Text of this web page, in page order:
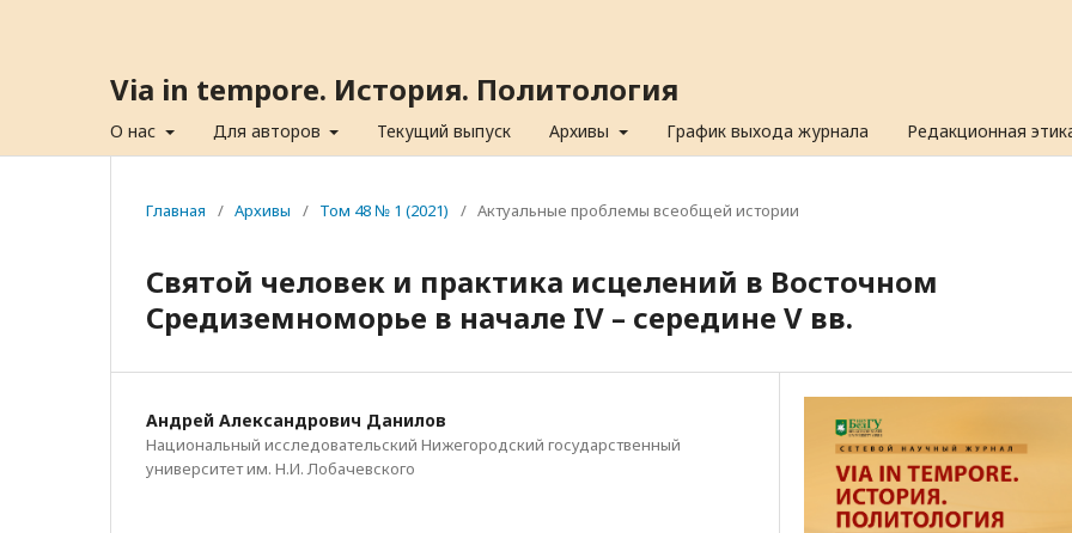
Via in tempore. История. Политология
О нас Для авторов Текущий выпуск Архивы График выхода журнала Редакционная
Главная / Архивы / Том 48 № 1 (2021) / Актуальные проблемы всеобщей истории
Святой человек и практика исцелений в Восточном
Средиземноморье в начале IV – середине V вв.
Андрей Александрович Данилов
Национальный исследовательский Нижегородский государственный
университет им. Н.И. Лобачевского